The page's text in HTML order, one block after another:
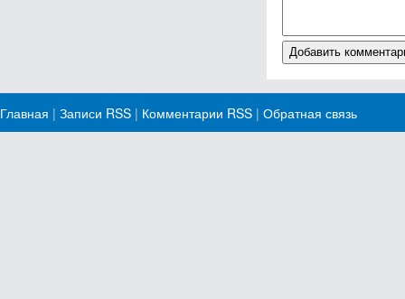
Главная | Записи RSS | Комментарии RSS | Обратная связь